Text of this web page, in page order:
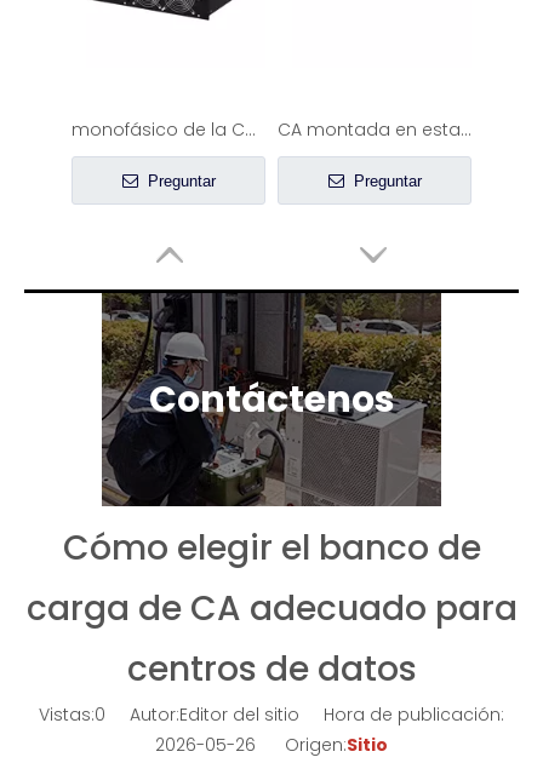
Banco de carga de prueba de conjunto de alternador trifásico de 400 KW
Preguntar
Banco de carga de bajo voltaje de 500 KW CA
Preguntar
Banco de carga de 100kW para generador diésel que prueba voltaje de CA dual
Preguntar
Banco de carga portátil de 100 kW para pruebas de sistemas de energía
Preguntar
Contáctenos
Cómo elegir el banco de
carga de CA adecuado para
centros de datos
Vistas:0 Autor:Editor del sitio Hora de publicación:
2026-05-26 Origen:Sitio